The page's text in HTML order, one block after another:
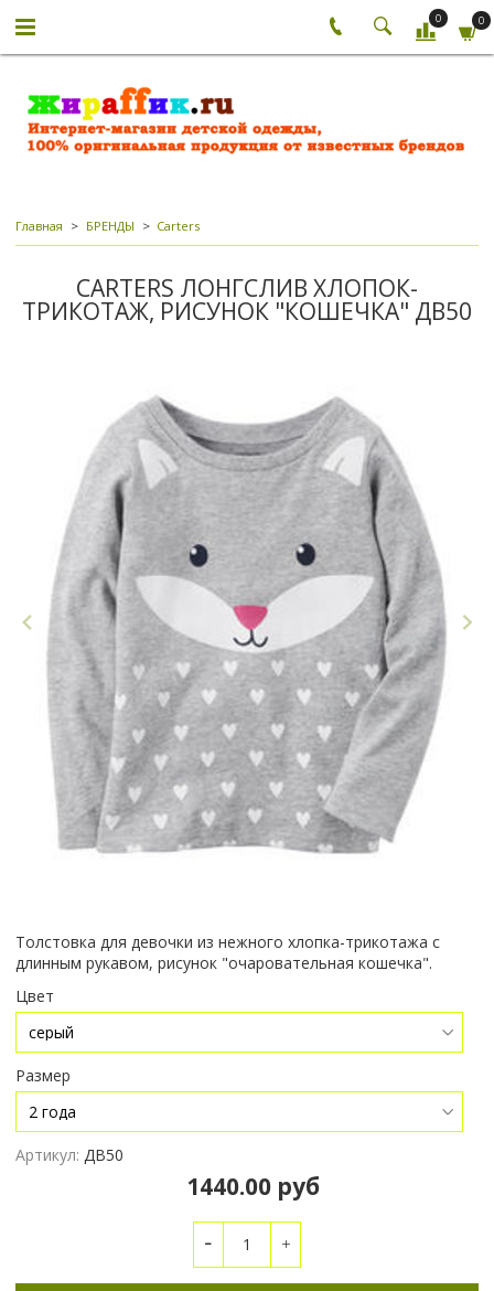
0 0
Главная БРЕНДЫ Carters
CARTERS ЛОНГСЛИВ ХЛОПОК-
ТРИКОТАЖ, РИСУНОК "КОШЕЧКА" ДВ50
Толстовка для девочки из нежного хлопка-трикотажа с
длинным рукавом, рисунок "очаровательная кошечка".
Цвет
Размер
Артикул: ДВ50
1440.00 руб